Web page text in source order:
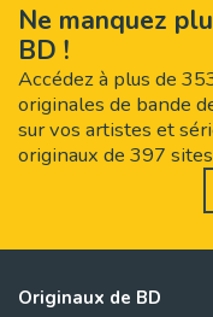
Ne manquez
BD !
Accédez à plus de
originales de bande
sur vos artistes et
originaux de 397
Originaux de BD